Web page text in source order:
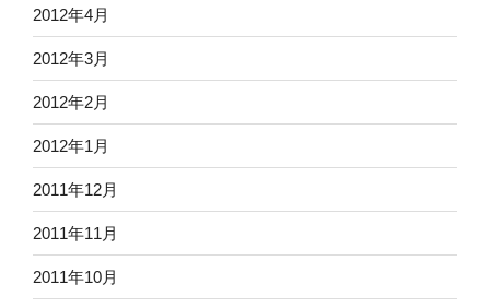
2012年4月
2012年3月
2012年2月
2012年1月
2011年12月
2011年11月
2011年10月